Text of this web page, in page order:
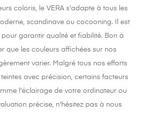
coloris, le VERA s'adapte à tous les
scandinave ou cocooning. Il est
garantir qualité et fiabilité. Bon à
que les couleurs affichées sur nos
varier. Malgré tous nos efforts
avec précision, certains facteurs
l'éclairage de votre ordinateur ou
précise, n'hésitez pas à nous